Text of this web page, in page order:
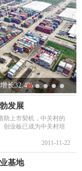
迎来全新发展空间
发展
助上市契机，中关村的
创业板已成为中关村培
2011-11-22
基地